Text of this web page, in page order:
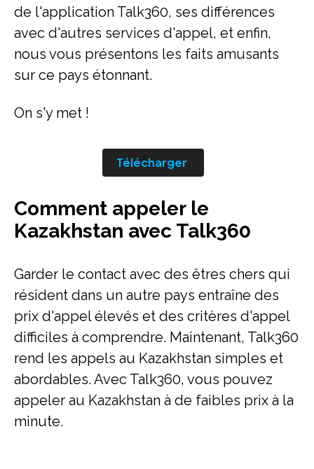
de l'application Talk360, ses différences
avec d'autres services d'appel, et enfin,
nous vous présentons les faits amusants
sur ce pays étonnant.
On s'y met !
Télécharger
Comment appeler le
Kazakhstan avec Talk360
Garder le contact avec des êtres chers qui
résident dans un autre pays entraîne des
prix d'appel élevés et des critères d'appel
difficiles à comprendre. Maintenant, Talk360
rend les appels au Kazakhstan simples et
abordables. Avec Talk360, vous pouvez
appeler au Kazakhstan à de faibles prix à la
minute.